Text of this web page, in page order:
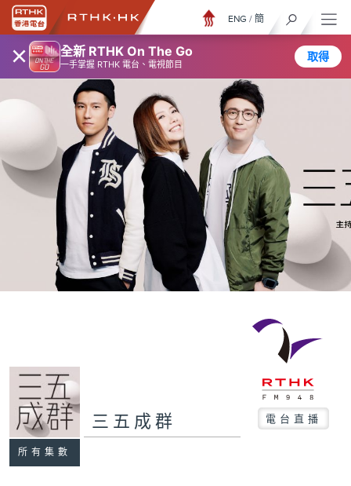
× 全新 RTHK On The Go
一手掌握 RTHK 電台、電視節目
取得
ENG / 簡
所有集數
三五成群 電台直播